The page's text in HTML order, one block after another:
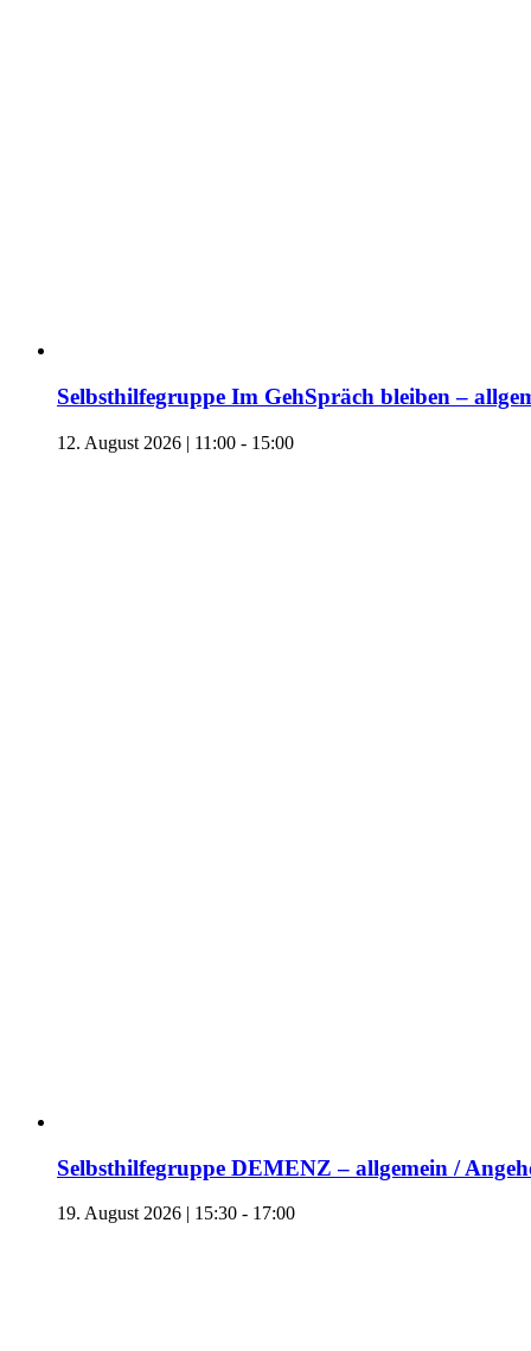
Selbsthilfegruppe Im GehSpräch bleiben –
12. August 2026 | 11:00 - 15:00
Selbsthilfegruppe DEMENZ – allgemein /
19. August 2026 | 15:30 - 17:00